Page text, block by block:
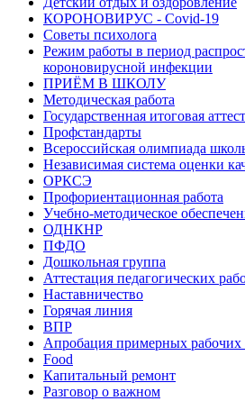
КОРОНОВИРУС - Covid-19
Советы психолога
Режим работы в период
короновирусной инфекции
ПРИЁМ В ШКОЛУ
Методическая работа
Государственная итоговая
Профстандарты
Всероссийская олимпиада
Независимая система оценки
ОРКСЭ
Профориентационная работа
Учебно-методическое
ОДНКНР
ПФДО
Дошкольная группа
Аттестация педагогических
Наставничество
Горячая линия
ВПР
Апробация примерных рабочих
Food
Капитальный ремонт
Разговор о важном